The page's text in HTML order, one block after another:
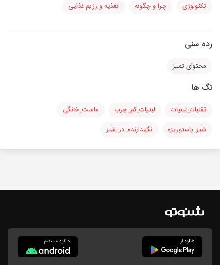
تکنولوژی چرا و چگونه تغذیه و رژیم غذایی
رده سنی
محتوای تمیز
تگ ها
تقلبات_لبنیات لبنیات_کم_چرب
ماست_خانگی
شیر_پاستوریزه
نگهدارنده_در_شیر